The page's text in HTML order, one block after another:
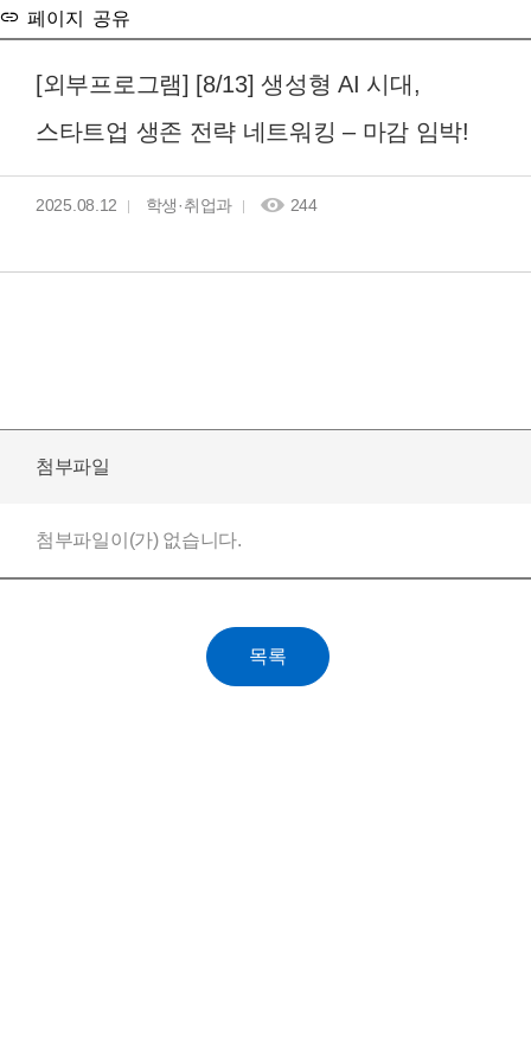
페이지 공유
[외부프로그램] [8/13] 생성형 AI 시대,
스타트업 생존 전략 네트워킹 – 마감 임박!
2025.08.12 학생·취업과 244
첨부파일
첨부파일이(가) 없습니다.